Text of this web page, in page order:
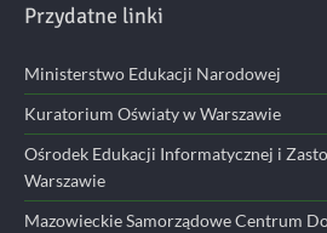
Przydatne linki
Ministerstwo Edukacji Narodowej
Kuratorium Oświaty w Warszawie
Ośrodek Edukacji Informatycznej i
Warszawie
Mazowieckie Samorządowe Centrum